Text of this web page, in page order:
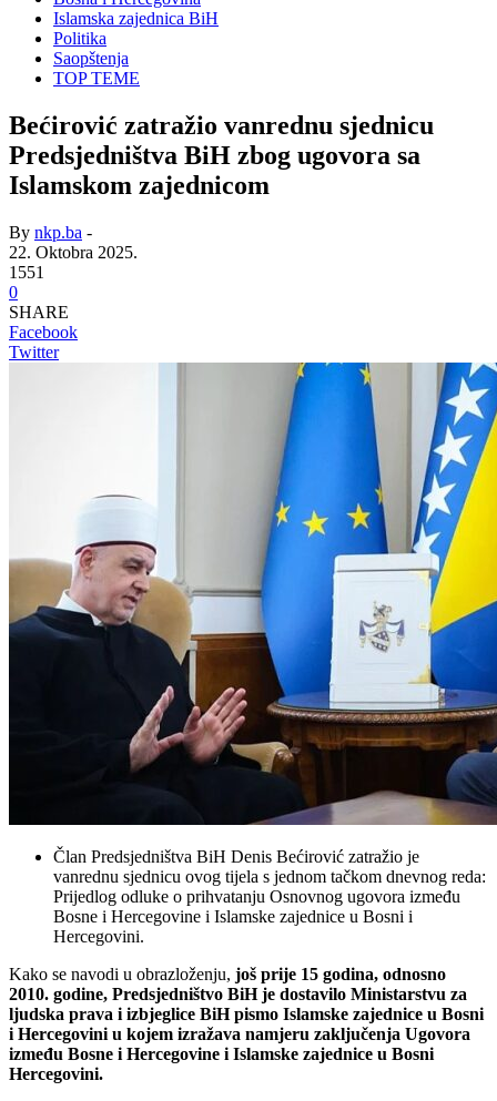
Islamska zajednica BiH
Politika
Saopštenja
TOP TEME
Bećirović zatražio vanrednu sjednicu
Predsjedništva BiH zbog ugovora sa
Islamskom zajednicom
By nkp.ba -
22. Oktobra 2025.
1551
0
SHARE
Facebook
Twitter
Član Predsjedništva BiH Denis Bećirović zatražio je
vanrednu sjednicu ovog tijela s jednom tačkom dnevnog reda:
Prijedlog odluke o prihvatanju Osnovnog ugovora između
Bosne i Hercegovine i Islamske zajednice u Bosni i
Hercegovini.
Kako se navodi u obrazloženju, još prije 15 godina, odnosno
2010. godine, Predsjedništvo BiH je dostavilo Ministarstvu za
ljudska prava i izbjeglice BiH pismo Islamske zajednice u Bosni
i Hercegovini u kojem izražava namjeru zaključenja Ugovora
između Bosne i Hercegovine i Islamske zajednice u Bosni
Hercegovini.